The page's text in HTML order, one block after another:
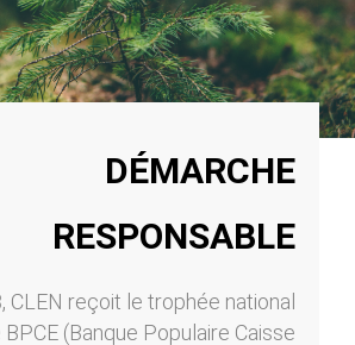
DÉMARCHE
RESPONSABLE
CLEN reçoit le trophée national
BPCE (Banque Populaire Caisse